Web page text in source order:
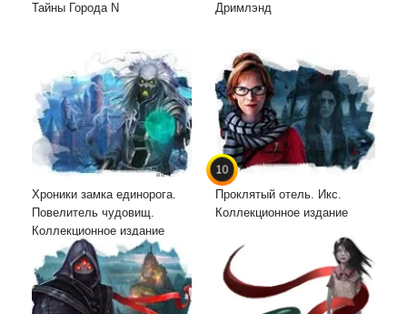
Тайны Города N Дримлэнд
Хроники замка единорога.
Повелитель чудовищ.
Коллекционное издание
10
Проклятый отель. Икс.
Коллекционное издание